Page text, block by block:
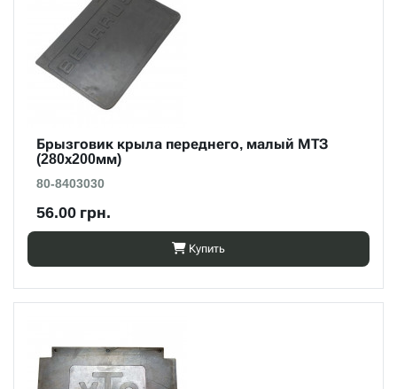
Брызговик крыла переднего, малый МТЗ
(280х200мм)
80-8403030
56.00 грн.
Купить